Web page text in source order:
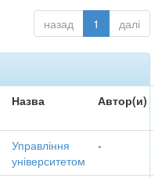
назад 1 далі
Назва Автор(и)
Управління
університетом
-